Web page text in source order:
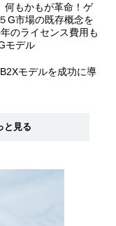
何もかもが革命！ゲ
G市場の既存概念を
のライセンス費用も
モデル
モデルを成功に導
と見る